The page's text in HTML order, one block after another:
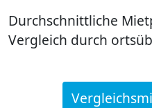
Durchschnittliche
Vergleich durch